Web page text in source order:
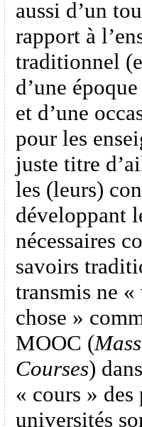
aussi d’un
rapport à
traditionnel
d’une
et d’une
pour les
juste titre
les (leurs)
développant
nécessaires
savoirs
transmis ne
chose »
MOOC (
Courses)
« cours » des
universités